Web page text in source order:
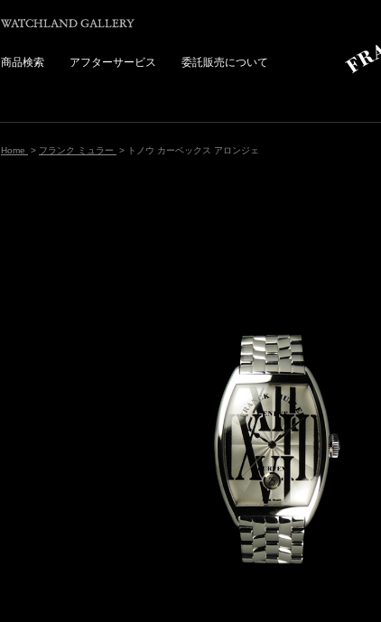
商品検索 アフターサービス 委託販売について
Home > フランク ミュラー > トノウ カーベックス アロンジェ